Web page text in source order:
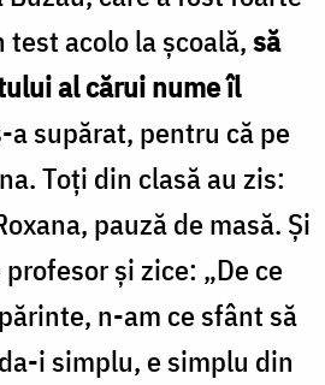
acolo la școală,să
al cărui nume îl
a supărat, pentru că pe
Toți din clasă au zis:
pauză de masă. Și
și zice: „De ce
n-am ce sfânt să
i simplu, e simplu din